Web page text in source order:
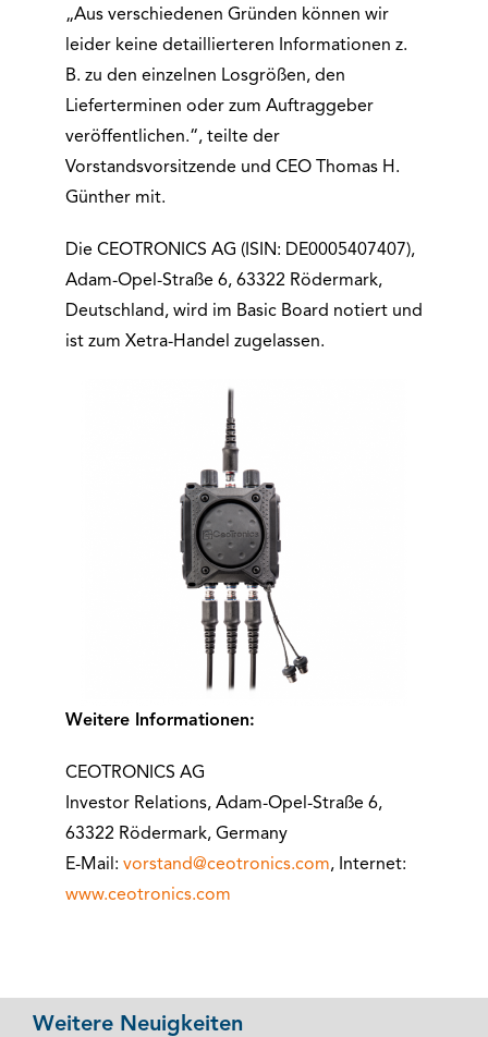
„Aus verschiedenen Gründen können wir
leider keine detaillierteren Informationen z.
B. zu den einzelnen Losgrößen, den
Lieferterminen oder zum Auftraggeber
veröffentlichen.“, teilte der
Vorstandsvorsitzende und CEO Thomas H.
Günther mit.
Die CEOTRONICS AG (ISIN: DE0005407407),
Adam-Opel-Straße 6, 63322 Rödermark,
Deutschland, wird im Basic Board notiert und
ist zum Xetra-Handel zugelassen.
Weitere Informationen:
CEOTRONICS AG
Investor Relations, Adam-Opel-Straße 6,
63322 Rödermark, Germany
E-Mail: vorstand@ceotronics.com, Internet:
www.ceotronics.com
Weitere Neuigkeiten